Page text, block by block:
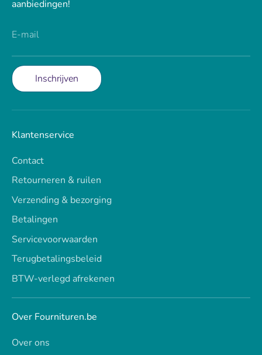
aanbiedingen!
E-mail
Inschrijven
Klantenservice
Contact
Retourneren & ruilen
Verzending & bezorging
Betalingen
Servicevoorwaarden
Terugbetalingsbeleid
BTW-verlegd afrekenen
Over Fournituren.be
Over ons